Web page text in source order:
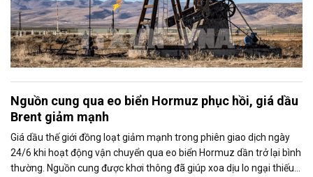
Nguồn cung qua eo biển Hormuz phục hồi, giá dầu
Brent giảm mạnh
Giá dầu thế giới đồng loạt giảm mạnh trong phiên giao dịch ngày
24/6 khi hoạt động vận chuyển qua eo biển Hormuz dần trở lại bình
thường. Nguồn cung được khơi thông đã giúp xoa dịu lo ngại thiếu